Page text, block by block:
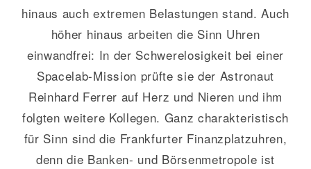
hinaus auch extremen Belastungen stand. Auch
höher hinaus arbeiten die Sinn Uhren
einwandfrei: In der Schwerelosigkeit bei einer
Spacelab-Mission prüfte sie der Astronaut
Reinhard Ferrer auf Herz und Nieren und ihm
folgten weitere Kollegen. Ganz charakteristisch
für Sinn sind die Frankfurter Finanzplatzuhren,
denn die Banken- und Börsenmetropole ist